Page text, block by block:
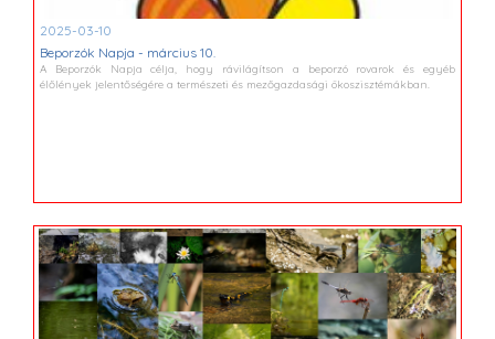
2025-03-10
Beporzók Napja - március 10.
A Beporzók Napja célja, hogy rávilágítson a beporzó rovarok és egyéb
élőlények jelentőségére a természeti és mezőgazdasági ökoszisztémákban.